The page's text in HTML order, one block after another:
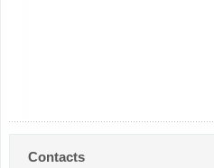
Contacts